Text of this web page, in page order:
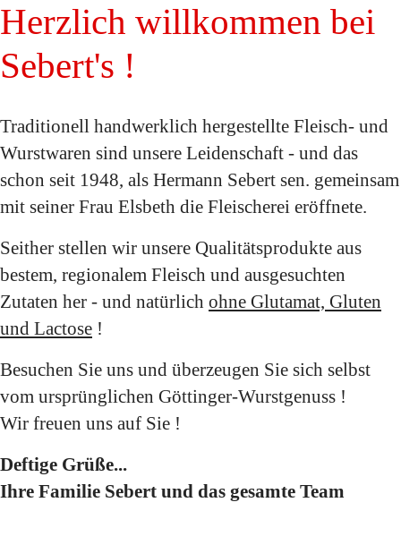
Herzlich willkommen bei
Sebert's !
Traditionell handwerklich hergestellte Fleisch- und
Wurstwaren sind unsere Leidenschaft - und das
schon seit 1948, als Hermann Sebert sen. gemeinsam
mit seiner Frau Elsbeth die Fleischerei eröffnete.
Seither stellen wir unsere Qualitätsprodukte aus
bestem, regionalem Fleisch und ausgesuchten
Zutaten her - und natürlich ohne Glutamat, Gluten
und Lactose !
Besuchen Sie uns und überzeugen Sie sich selbst
vom ursprünglichen Göttinger-Wurstgenuss !
Wir freuen uns auf Sie !
Deftige Grüße...
Ihre Familie Sebert und das gesamte Team